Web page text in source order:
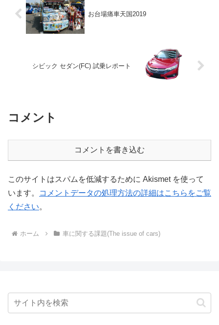
お台場痛車天国2019
シビック セダン(FC) 試乗レポート
コメント
コメントを書き込む
このサイトはスパムを低減するために Akismet を使って
います。
コメントデータの処理方法の詳細はこちらをご覧
ください。
ホーム 車に関する課題(The issue of cars)